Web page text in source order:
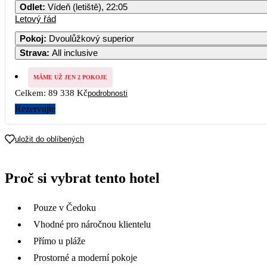
Odlet: Vídeň (letiště), 22:05
Letový řád
Pokoj: Dvoulůžkový superior
Strava: All inclusive
MÁME UŽ JEN 2 POKOJE
Celkem: 89 338 Kčpodrobnosti
Rezervujte
uložit do oblíbených
Proč si vybrat tento hotel
Pouze v Čedoku
Vhodné pro náročnou klientelu
Přímo u pláže
Prostorné a moderní pokoje